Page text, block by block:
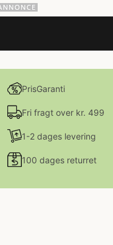
PrisGaranti
Fri fragt over kr. 499
1-2 dages levering
100 dages returret